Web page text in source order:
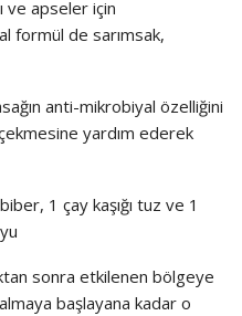
ve apseler için
formül de sarımsak,
anti-mikrobiyal özelliğini
yardım ederek
1 çay kaşığı tuz ve 1
sonra etkilenen bölgeye
başlayana kadar o